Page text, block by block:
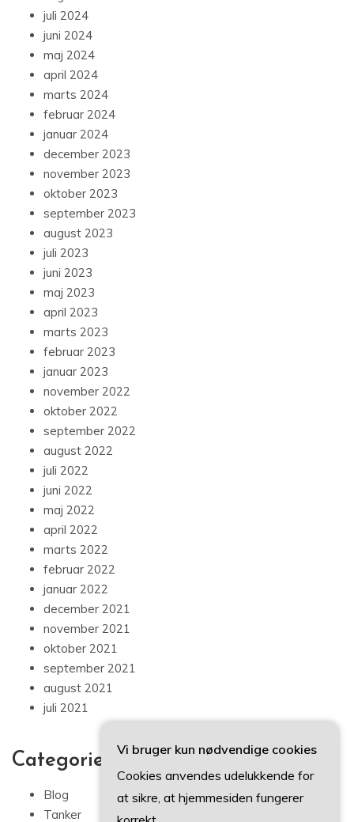
juli 2024
juni 2024
maj 2024
april 2024
marts 2024
februar 2024
januar 2024
december 2023
november 2023
oktober 2023
september 2023
august 2023
juli 2023
juni 2023
maj 2023
april 2023
marts 2023
februar 2023
januar 2023
november 2022
oktober 2022
september 2022
august 2022
juli 2022
juni 2022
maj 2022
april 2022
marts 2022
februar 2022
januar 2022
december 2021
november 2021
oktober 2021
september 2021
august 2021
juli 2021
Categories
Blog
Tanker
Vi bruger kun nødvendige cookies
Cookies anvendes udelukkende for
at sikre, at hjemmesiden fungerer